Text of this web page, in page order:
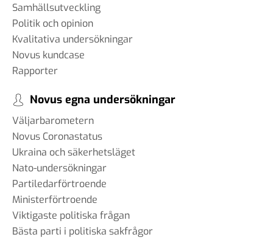
Samhällsutveckling
Politik och opinion
Kvalitativa undersökningar
Novus kundcase
Rapporter
Novus egna undersökningar
Väljarbarometern
Novus Coronastatus
Ukraina och säkerhetsläget
Nato-undersökningar
Partiledarförtroende
Ministerförtroende
Viktigaste politiska frågan
Bästa parti i politiska sakfrågor